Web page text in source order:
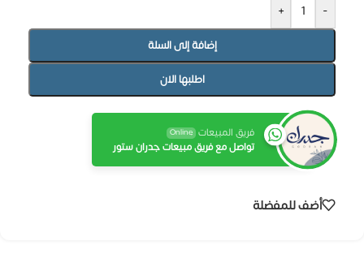
-
+
إضافة إلى السلة
اطلبها الان
فريق المبيعات Online
تواصل مع فريق مبيعات جدران ستور
أضف للمفضلة